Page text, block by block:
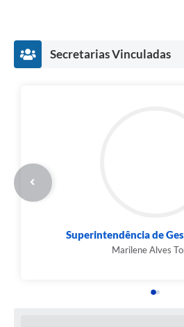
Secretarias Vinculadas
Superintendência de
Marilene Alves